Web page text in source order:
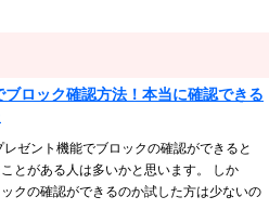
ブロック確認方法！本当に確認できる
レゼント機能でブロックの確認ができると
とがある人は多いかと思います。 しか
クの確認ができるのか試した方は少ないの